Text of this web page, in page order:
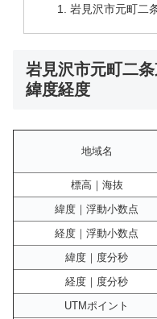
岩見沢市元町二
岩見沢市元町二条
緯度経度
地域名
標高｜海抜
緯度｜浮動小数点
経度｜浮動小数点
緯度｜度分秒
経度｜度分秒
UTMポイント